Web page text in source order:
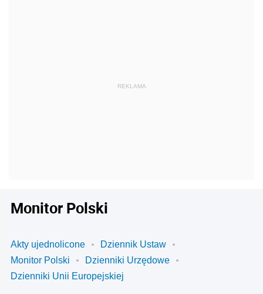
Monitor Polski
Akty ujednolicone
Dziennik Ustaw
Monitor Polski
Dzienniki Urzędowe
Dzienniki Unii Europejskiej